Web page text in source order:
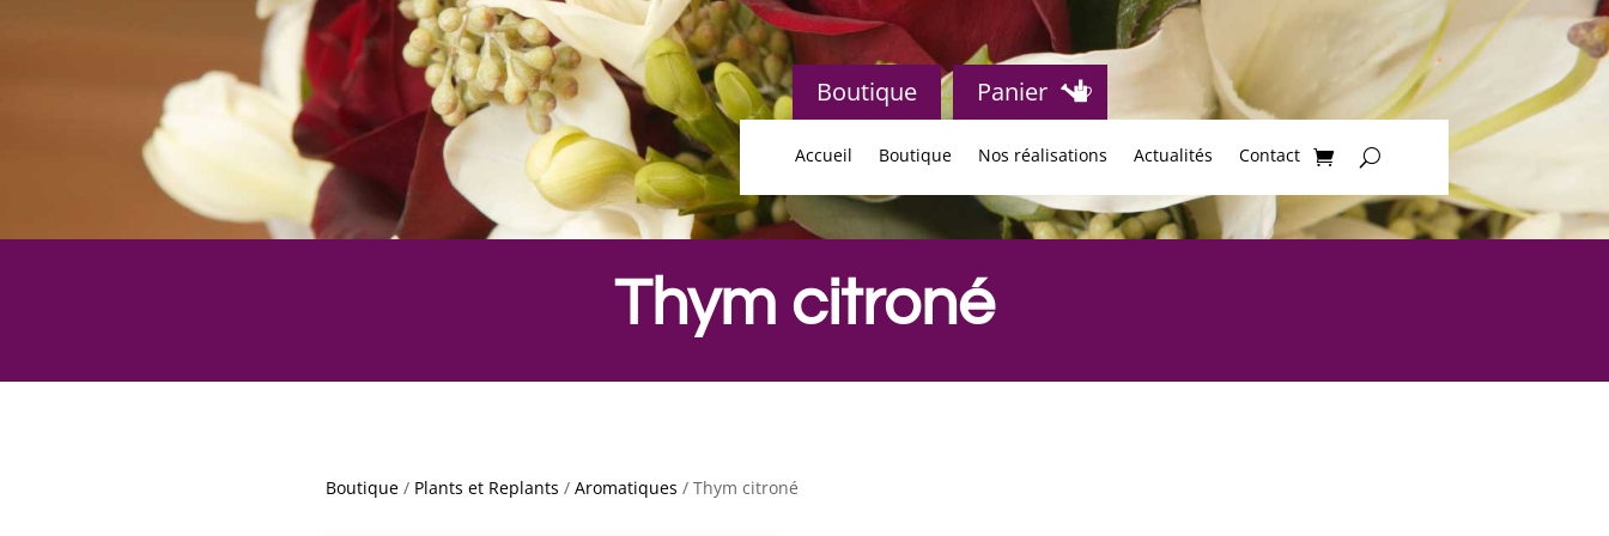
Boutique Panier
Accueil Boutique Nos réalisations Actualités Contact
Thym citroné
Boutique / Plants et Replants / Aromatiques / Thym citroné